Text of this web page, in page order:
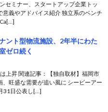
セミナー、スタートアップ企業トッ
意義やアドバイス紹介 独立系のベンチ
ント型物流施設、2年半にわた
ゼロ続く
上昇 関連記事：【独自取材】福岡市
、旺盛な需要が追い風に シービーアー
31日公表し[…]